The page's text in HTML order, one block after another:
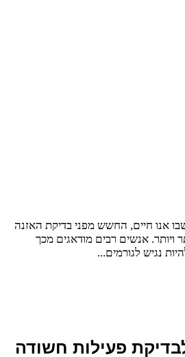
אנו חיים, החשש מפני בדיקת האזנה
ויותר. אנשים רבים מודאגים מכך
נגיש לגורמים...
פעילות חשודה